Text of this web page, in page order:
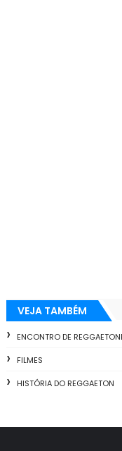
VEJA TAMBÉM
ENCONTRO DE
FILMES
HISTÓRIA DO REGGAETON